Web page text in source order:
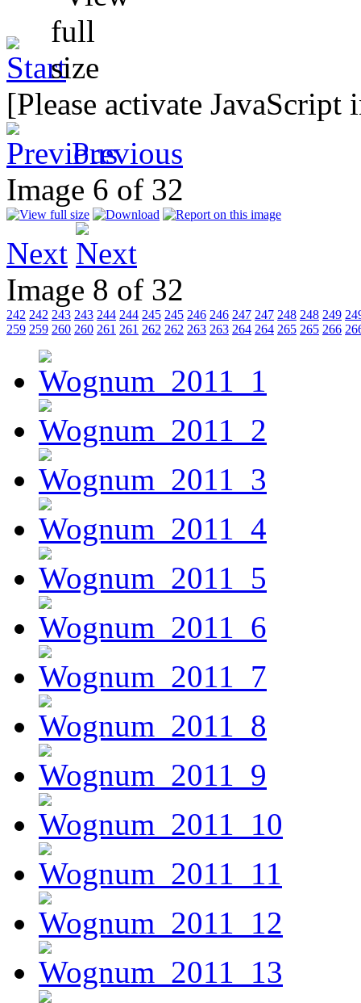
[Please activate
Previous
Image 6 of 32
Next
Image 8 of 32
242 242 243 243 244 244 245 245 246 246 247 247 248 248 249
259 259 260 260 261 261 262 262 263 263 264 264 265 265 266